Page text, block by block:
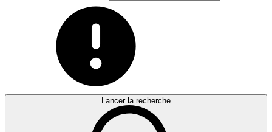
Lancer la recherche